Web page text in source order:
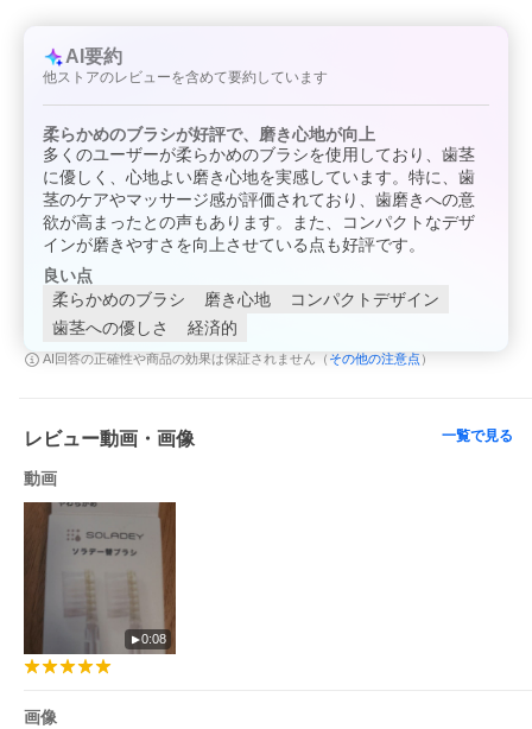
AI要約
他ストアのレビューを含めて要約しています
柔らかめのブラシが好評で、磨き心地が向上
多くのユーザーが柔らかめのブラシを使用しており、歯茎
に優しく、心地よい磨き心地を実感しています。特に、歯
茎のケアやマッサージ感が評価されており、歯磨きへの意
欲が高まったとの声もあります。また、コンパクトなデザ
インが磨きやすさを向上させている点も好評です。
良い点
柔らかめのブラシ
磨き心地
コンパクトデザイン
歯茎への優しさ
経済的
AI回答の正確性や商品の効果は保証されません（ その他の注意点 ）
レビュー動画・画像 一覧で見る
動画
0:08
画像